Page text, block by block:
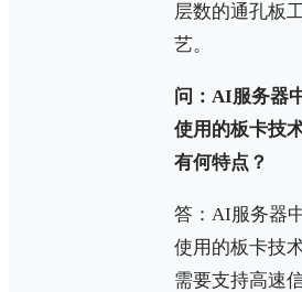
层数的通孔板工
艺。
问：AI服务器
使用的板卡技
有何特点？
答：AI服务器
使用的板卡技
需要支持高速